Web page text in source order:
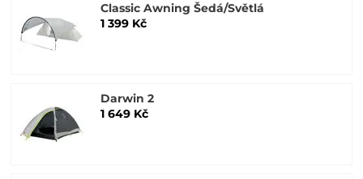
Classic Awning Šedá/Světlá
1 399 Kč
Darwin 2
1 649 Kč